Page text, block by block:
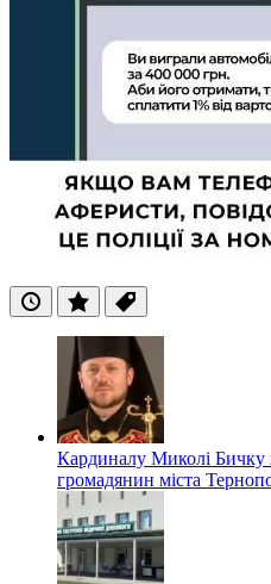
ОстанніПопулярні
Теги
Кардиналу Миколі Бичку
громадянин міста